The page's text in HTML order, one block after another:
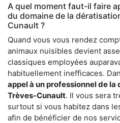
A quel moment faut-il faire
du domaine de la
Cunault ?
Quand vous vous rendez
animaux nuisibles devient
classiques employées
habituellement inefficaces.
appel à un professionnel de
Trèves-Cunault. Il vous sera
surtout si vous habitez dans
afin de bénéficier de nos